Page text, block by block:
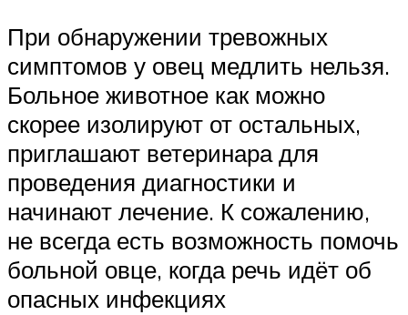
При обнаружении тревожных
симптомов у овец медлить нельзя.
Больное животное как можно
скорее изолируют от остальных,
приглашают ветеринара для
проведения диагностики и
начинают лечение. К сожалению,
не всегда есть возможность помочь
больной овце, когда речь идёт об
опасных инфекциях